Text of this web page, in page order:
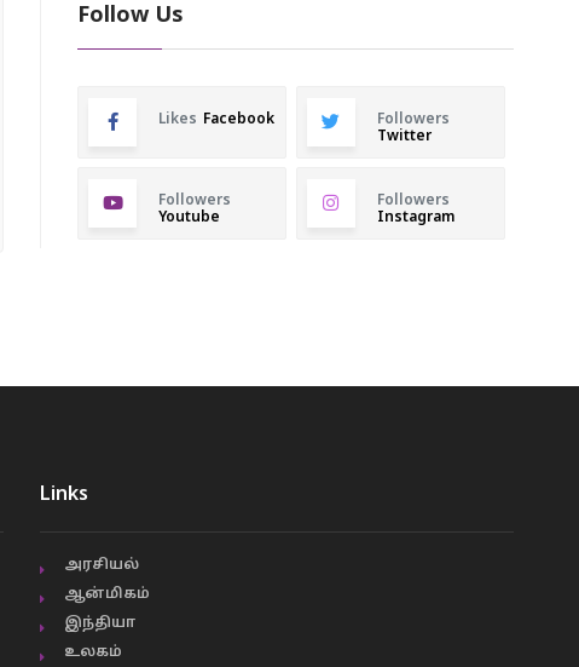
Follow Us
Likes Facebook
Followers
Twitter
Followers
Youtube
Followers
Instagram
Links
அரசியல்
ஆன்மிகம்
இந்தியா
உலகம்